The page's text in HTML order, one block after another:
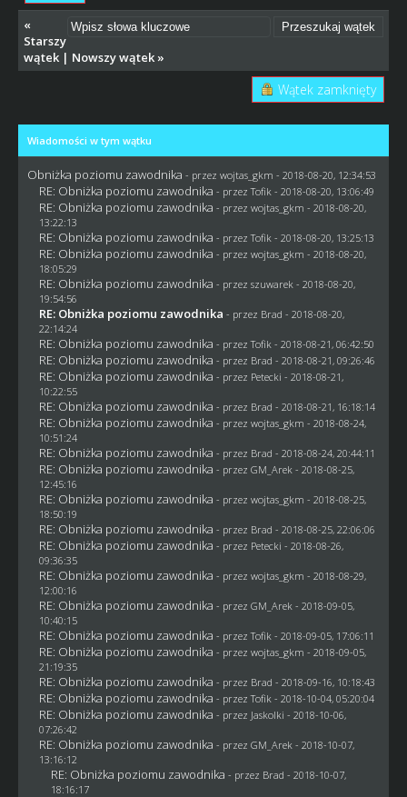
«
Starszy
wątek| Nowszy wątek»
Wątek zamknięty
Wiadomości w tym wątku
Obniżka poziomu zawodnika - przez wojtas_gkm - 2018-08-20, 12:34:53
RE: Obniżka poziomu zawodnika - przezTofik - 2018-08-20, 13:06:49
RE: Obniżka poziomu zawodnika - przez wojtas_gkm - 2018-08-20,
13:22:13
RE: Obniżka poziomu zawodnika - przezTofik - 2018-08-20, 13:25:13
RE: Obniżka poziomu zawodnika - przez wojtas_gkm - 2018-08-20,
18:05:29
RE: Obniżka poziomu zawodnika - przez szuwarek - 2018-08-20,
19:54:56
RE: Obniżka poziomu zawodnika - przez Brad - 2018-08-20,
22:14:24
RE: Obniżka poziomu zawodnika - przezTofik - 2018-08-21, 06:42:50
RE: Obniżka poziomu zawodnika - przez Brad - 2018-08-21, 09:26:46
RE: Obniżka poziomu zawodnika - przez Petecki - 2018-08-21,
10:22:55
RE: Obniżka poziomu zawodnika - przez Brad - 2018-08-21, 16:18:14
RE: Obniżka poziomu zawodnika - przez wojtas_gkm - 2018-08-24,
10:51:24
RE: Obniżka poziomu zawodnika - przez Brad - 2018-08-24, 20:44:11
RE: Obniżka poziomu zawodnika - przez GM_Arek - 2018-08-25,
12:45:16
RE: Obniżka poziomu zawodnika - przez wojtas_gkm - 2018-08-25,
18:50:19
RE: Obniżka poziomu zawodnika - przez Brad - 2018-08-25, 22:06:06
RE: Obniżka poziomu zawodnika - przez Petecki - 2018-08-26,
09:36:35
RE: Obniżka poziomu zawodnika - przez wojtas_gkm - 2018-08-29,
12:00:16
RE: Obniżka poziomu zawodnika - przez GM_Arek - 2018-09-05,
10:40:15
RE: Obniżka poziomu zawodnika - przezTofik - 2018-09-05, 17:06:11
RE: Obniżka poziomu zawodnika - przez wojtas_gkm - 2018-09-05,
21:19:35
RE: Obniżka poziomu zawodnika - przez Brad - 2018-09-16, 10:18:43
RE: Obniżka poziomu zawodnika - przezTofik - 2018-10-04, 05:20:04
RE: Obniżka poziomu zawodnika - przez Jaskolki - 2018-10-06,
07:26:42
RE: Obniżka poziomu zawodnika - przez GM_Arek - 2018-10-07,
13:16:12
RE: Obniżka poziomu zawodnika - przez Brad - 2018-10-07,
18:16:17